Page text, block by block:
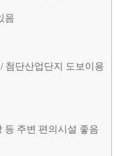
음
첨단산업단지 도보이용
등 주변 편의시설 좋음